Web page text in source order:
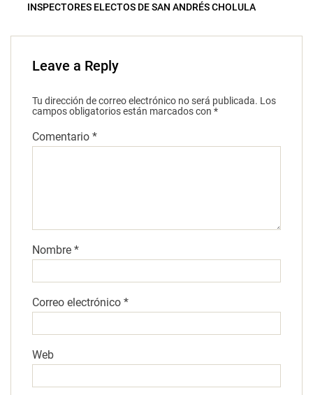
INSPECTORES ELECTOS DE SAN ANDRÉS CHOLULA
Leave a Reply
Tu dirección de correo electrónico no será publicada. Los
campos obligatorios están marcados con *
Comentario *
Nombre *
Correo electrónico *
Web